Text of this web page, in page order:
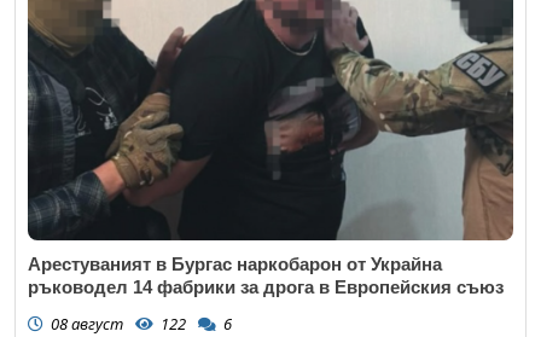
Арестуваният в Бургас наркобарон от Украйна
ръководел 14 фабрики за дрога в Европейския съюз
08 август 122 6